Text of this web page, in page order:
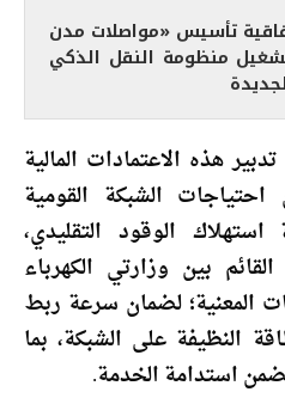
تأسيس «مواصلات مدن
منظومة النقل الذكي
هذه الاعتمادات المالية
الشبكة القومية
الوقود التقليدي،
بين وزارتي الكهرباء
المعنية؛ لضمان سرعة ربط
النظيفة على الشبكة، بما
استدامة الخدمة.